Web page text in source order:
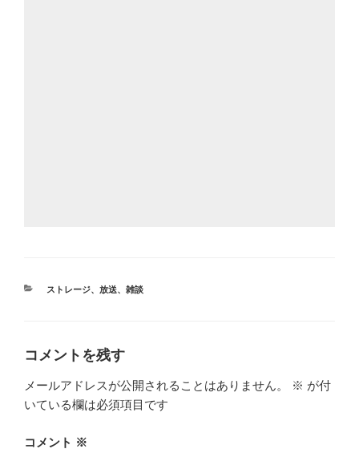
カ
ストレージ、 放送、 雑談
コメントを残す
メールアドレスが公開されることはありません。 ※ が付
いている欄は必須項目です
コメント ※